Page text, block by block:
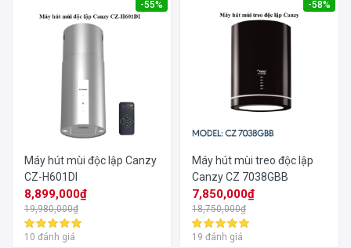
-55%
Máy hút mùi độc lập Canzy
CZ-H601DI
8,899,000₫
19,980,000₫
10 đánh giá
-58%
Máy hút mùi treo độc lập
Canzy CZ 7038GBB
7,850,000₫
18,750,000₫
19 đánh giá